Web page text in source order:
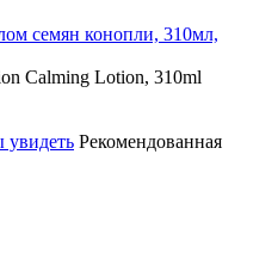
семян конопли, 310мл,
Calming Lotion, 310ml
увидеть Рекомендованная